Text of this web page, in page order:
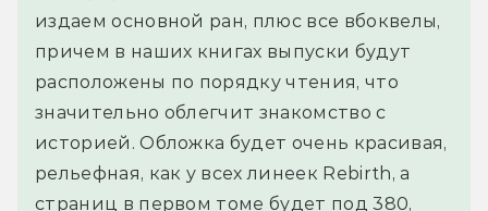
издаем основной ран, плюс все вбоквелы,
причем в наших книгах выпуски будут
расположены по порядку чтения, что
значительно облегчит знакомство с
историей. Обложка будет очень красивая,
рельефная, как у всех линеек Rebirth, а
страниц в первом томе будет под 380,